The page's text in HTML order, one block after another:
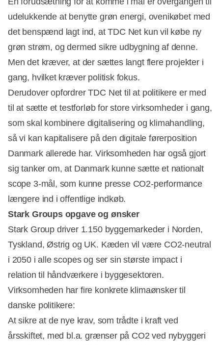
udelukkende at benytte grøn energi, ovenikøbet med
det benspænd lagt ind, at TDC Net kun vil købe ny
grøn strøm, og dermed sikre udbygning af denne.
Men det kræver, at der sættes langt flere projekter i
gang, hvilket kræver politisk fokus.
Derudover opfordrer TDC Net til at politikere er med
til at sætte et testforløb for store virksomheder i gang,
som skal kombinere digitalisering og klimahandling,
så vi kan kapitalisere på den digitale førerposition
Danmark allerede har. Virksomheden har også gjort
sig tanker om, at Danmark kunne sætte et nationalt
scope 3-mål, som kunne presse CO2-performance
længere ind i offentlige indkøb.
Stark Groups opgave og ønsker
Stark Group driver 1.150 byggemarkeder i Norden,
Tyskland, Østrig og UK. Kæden vil være CO2-neutral
i 2050 i alle scopes og ser sin største impact i
relation til håndværkere i byggesektoren.
Virksomheden har fire konkrete klimaønsker til
danske politikere:
At sikre at de nye krav, som trådte i kraft ved
årsskiftet, med bl.a. grænser på CO2 ved nybyggeri